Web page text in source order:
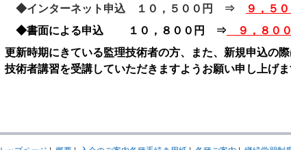
◆インターネット申込 １０，５００円 ⇒
９，５
◆書面による申込 １０，８００円 ⇒ ９，８０
更新時期にきている監理技術者の方、また、新規申込の
技術者講習を受講していただきますようお願い申し上げま